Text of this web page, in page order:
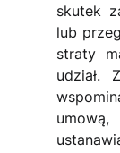
skutek
lub
straty
udział.